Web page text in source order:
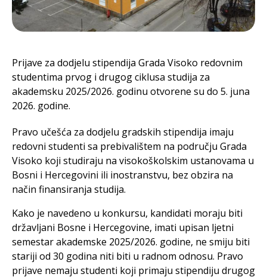
Prijave za dodjelu stipendija Grada Visoko redovnim
studentima prvog i drugog ciklusa studija za
akademsku 2025/2026. godinu otvorene su do 5. juna
2026. godine.
Pravo učešća za dodjelu gradskih stipendija imaju
redovni studenti sa prebivalištem na području Grada
Visoko koji studiraju na visokoškolskim ustanovama u
Bosni i Hercegovini ili inostranstvu, bez obzira na
način finansiranja studija.
Kako je navedeno u konkursu, kandidati moraju biti
državljani Bosne i Hercegovine, imati upisan ljetni
semestar akademske 2025/2026. godine, ne smiju biti
stariji od 30 godina niti biti u radnom odnosu. Pravo
prijave nemaju studenti koji primaju stipendiju drugog